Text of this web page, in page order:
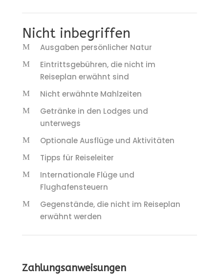
Nicht inbegriffen
Ausgaben persönlicher Natur
Eintrittsgebühren, die nicht im
Reiseplan erwähnt sind
Nicht erwähnte Mahlzeiten
Getränke in den Lodges und
unterwegs
Optionale Ausflüge und Aktivitäten
Tipps für Reiseleiter
Internationale Flüge und
Flughafensteuern
Gegenstände, die nicht im Reiseplan
erwähnt werden
Zahlungsanweisungen